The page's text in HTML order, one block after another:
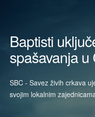
Baptisti
spašavanja u
SBC - Savez živih crkava
svojim lokalnim